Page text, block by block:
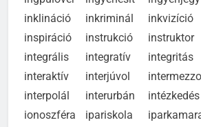
ingpulóver
ingyenesít ingyenjegy
inklináció
inkriminál inkvizíció
inspiráció
instrukció instruktor
integrális
integratív integritás
interaktív
interjúvol intermezzo
interpolál
interurbán intézkedés